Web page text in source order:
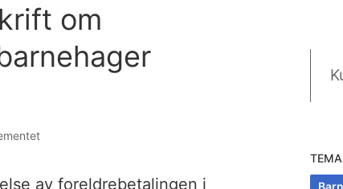
om
av foreldrebetalingen i
TEMA